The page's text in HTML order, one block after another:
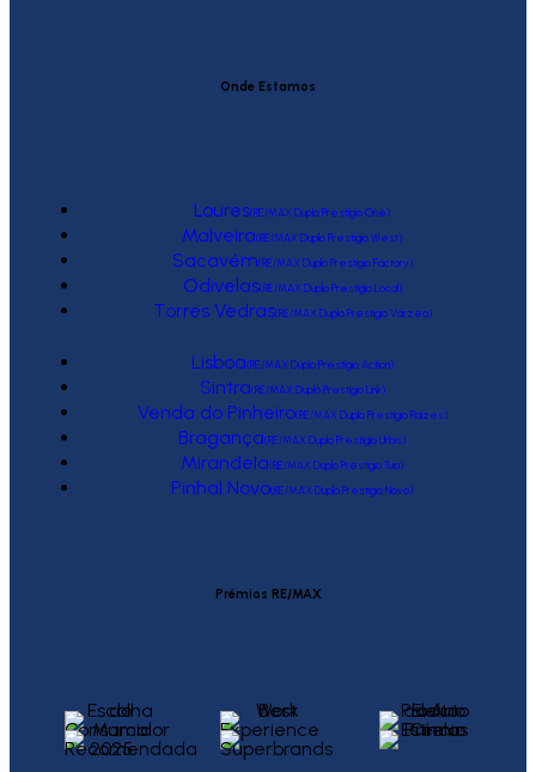
Onde Estamos
Loures(RE/MAX Duplo Prestígio One)
Malveira(RE/MAX Duplo Prestígio West)
Sacavém(RE/MAX Duplo Prestígio Factory)
Odivelas(RE/MAX Duplo Prestígio Local)
Torres Vedras(RE/MAX Duplo Prestígio Várzea)
Lisboa(RE/MAX Duplo Prestígio Action)
Sintra(RE/MAX Duplo Prestígio Link)
Venda do Pinheiro(RE/MAX Duplo Prestígio Raízes)
Bragança(RE/MAX Duplo Prestígio Urbis)
Mirandela(RE/MAX Duplo Prestígio Tua)
Pinhal Novo(RE/MAX Duplo Prestígio Novo)
Prémios RE/MAX